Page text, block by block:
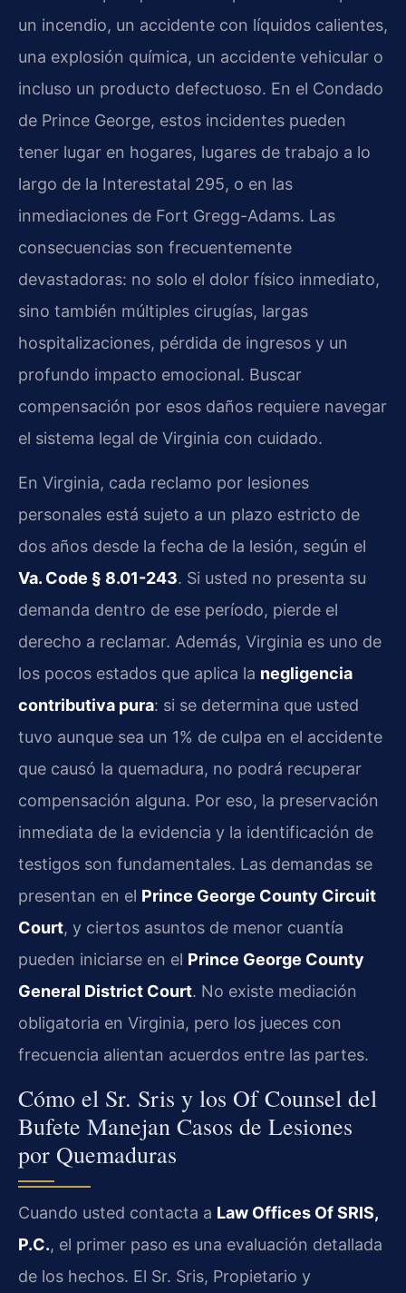
un incendio, un accidente con líquidos calientes,
una explosión química, un accidente vehicular o
incluso un producto defectuoso. En el Condado
de Prince George, estos incidentes pueden
tener lugar en hogares, lugares de trabajo a lo
largo de la Interestatal 295, o en las
inmediaciones de Fort Gregg-Adams. Las
consecuencias son frecuentemente
devastadoras: no solo el dolor físico inmediato,
sino también múltiples cirugías, largas
hospitalizaciones, pérdida de ingresos y un
profundo impacto emocional. Buscar
compensación por esos daños requiere navegar
el sistema legal de Virginia con cuidado.
En Virginia, cada reclamo por lesiones
personales está sujeto a un plazo estricto de
dos años desde la fecha de la lesión, según el
Va. Code § 8.01-243. Si usted no presenta su
demanda dentro de ese período, pierde el
derecho a reclamar. Además, Virginia es uno de
los pocos estados que aplica la negligencia
contributiva pura: si se determina que usted
tuvo aunque sea un 1% de culpa en el accidente
que causó la quemadura, no podrá recuperar
compensación alguna. Por eso, la preservación
inmediata de la evidencia y la identificación de
testigos son fundamentales. Las demandas se
presentan en el Prince George County Circuit
Court, y ciertos asuntos de menor cuantía
pueden iniciarse en el Prince George County
General District Court. No existe mediación
obligatoria en Virginia, pero los jueces con
frecuencia alientan acuerdos entre las partes.
Cómo el Sr. Sris y los Of Counsel del
Bufete Manejan Casos de Lesiones
por Quemaduras
Cuando usted contacta a Law Offices Of SRIS,
P.C., el primer paso es una evaluación detallada
de los hechos. El Sr. Sris, Propietario y